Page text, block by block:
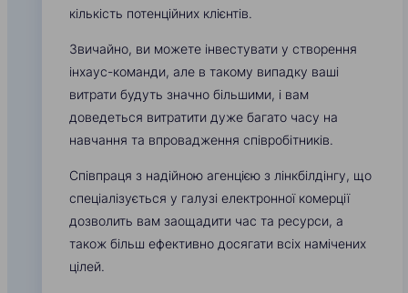
кількість потенційних клієнтів.
Звичайно, ви можете інвестувати у створення
інхаус-команди, але в такому випадку ваші
витрати будуть значно більшими, і вам
доведеться витратити дуже багато часу на
навчання та впровадження співробітників.
Співпраця з надійною агенцією з лінкбілдінгу, що
спеціалізується у галузі електронної комерції
дозволить вам заощадити час та ресурси, а
також більш ефективно досягати всіх намічених
цілей.